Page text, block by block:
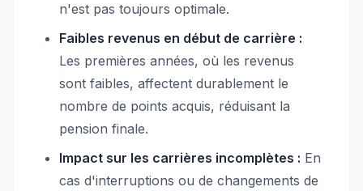
n'est pas toujours optimale.
Faibles revenus en début de carrière :
Les premières années, où les revenus
sont faibles, affectent durablement le
nombre de points acquis, réduisant la
pension finale.
Impact sur les carrières incomplètes : En
cas d'interruptions ou de changements de